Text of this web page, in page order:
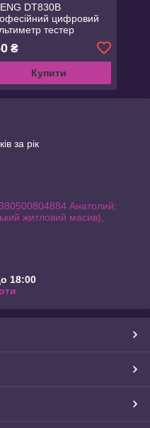
DT830B
цифровий
тестер
постійного струму
₴
Купити
за рік
Анатолий;
житловий масив),
18:00